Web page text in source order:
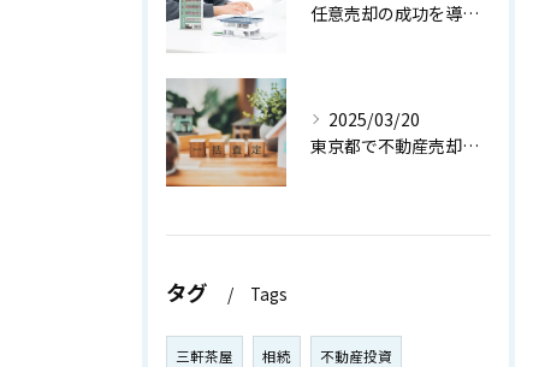
任意売却の成功を導く！お悩み解決ガイド【世田谷区 不動産売却】
2025/03/20
東京都で不動産売却を成功させる秘訣：専門家のアドバイスを活用しよう【世田谷区 不動産売却】
タグ Tags
三軒茶屋 相続 不動産投資